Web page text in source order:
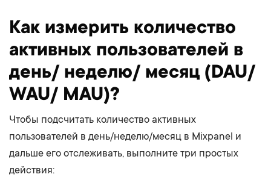
Как измерить количество
активных пользователей в
день/ неделю/ месяц (DAU/
WAU/ MAU)?
Чтобы подсчитать количество активных
пользователей в день/неделю/месяц в Mixpanel и
дальше его отслеживать, выполните три простых
действия: